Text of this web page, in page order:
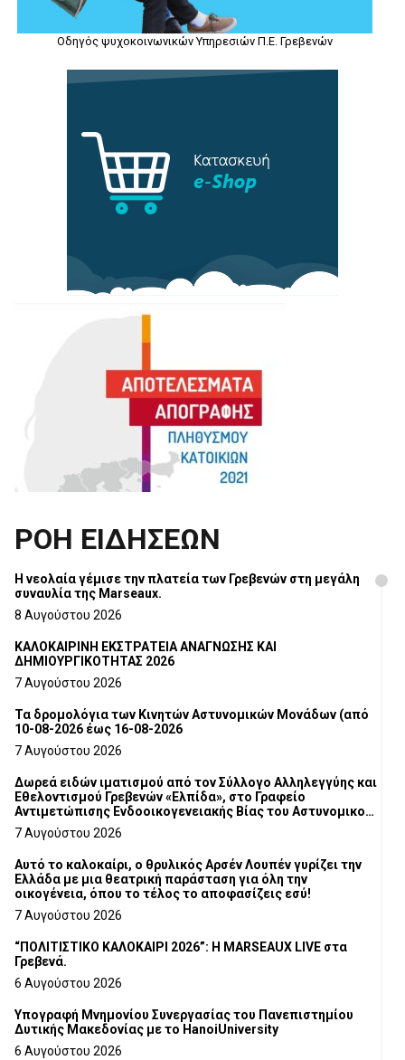
Οδηγός ψυχοκοινωνικών Υπηρεσιών Π.Ε. Γρεβενών
ΡΟΗ ΕΙΔΗΣΕΩΝ
Η νεολαία γέμισε την πλατεία των Γρεβενών στη μεγάλη
συναυλία της Marseaux.
8 Αυγούστου 2026
ΚΑΛΟΚΑΙΡΙΝΗ ΕΚΣΤΡΑΤΕΙΑ ΑΝΑΓΝΩΣΗΣ ΚΑΙ
ΔΗΜΙΟΥΡΓΙΚΟΤΗΤΑΣ 2026
7 Αυγούστου 2026
Τα δρομολόγια των Κινητών Αστυνομικών Μονάδων (από
10-08-2026 έως 16-08-2026
7 Αυγούστου 2026
Δωρεά ειδών ιματισμού από τον Σύλλογο Αλληλεγγύης και
Εθελοντισμού Γρεβενών «Ελπίδα», στο Γραφείο
Αντιμετώπισης Ενδοοικογενειακής Βίας του Αστυνομικού
Τμήματος Γρεβενών
7 Αυγούστου 2026
Αυτό το καλοκαίρι, ο θρυλικός Αρσέν Λουπέν γυρίζει την
Ελλάδα με μια θεατρική παράσταση για όλη την
οικογένεια, όπου το τέλος το αποφασίζεις εσύ!
7 Αυγούστου 2026
“ΠΟΛΙΤΙΣΤΙΚΟ ΚΑΛΟΚΑΙΡΙ 2026”: Η MARSEAUX LIVE στα
Γρεβενά.
6 Αυγούστου 2026
Υπογραφή Μνημονίου Συνεργασίας του Πανεπιστημίου
Δυτικής Μακεδονίας με το HanoiUniversity
6 Αυγούστου 2026